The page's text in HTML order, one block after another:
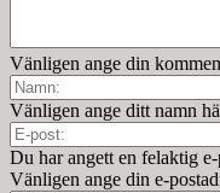
Vänligen ange din
Vänligen ange ditt namn
Du har angett en felaktig e-
Vänligen ange din e-